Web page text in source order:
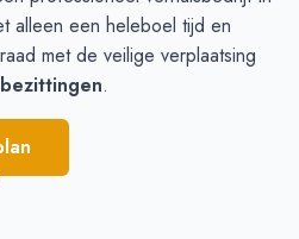
alleen een heleboel tijd en
met de veilige verplaatsing
.